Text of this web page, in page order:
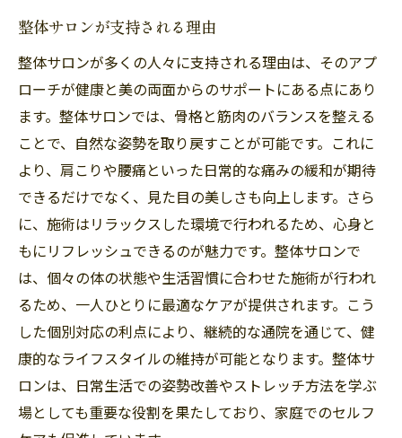
整体サロンが支持される理由
整体サロンが多くの人々に支持される理由は、そのアプ
ローチが健康と美の両面からのサポートにある点にあり
ます。整体サロンでは、骨格と筋肉のバランスを整える
ことで、自然な姿勢を取り戻すことが可能です。これに
より、肩こりや腰痛といった日常的な痛みの緩和が期待
できるだけでなく、見た目の美しさも向上します。さら
に、施術はリラックスした環境で行われるため、心身と
もにリフレッシュできるのが魅力です。整体サロンで
は、個々の体の状態や生活習慣に合わせた施術が行われ
るため、一人ひとりに最適なケアが提供されます。こう
した個別対応の利点により、継続的な通院を通じて、健
康的なライフスタイルの維持が可能となります。整体サ
ロンは、日常生活での姿勢改善やストレッチ方法を学ぶ
場としても重要な役割を果たしており、家庭でのセルフ